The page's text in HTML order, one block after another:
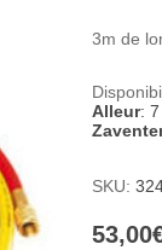
3m de
Alleur:
SKU: